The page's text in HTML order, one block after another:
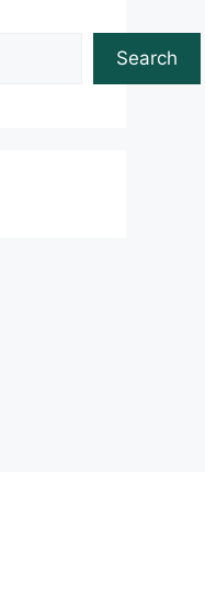
Search